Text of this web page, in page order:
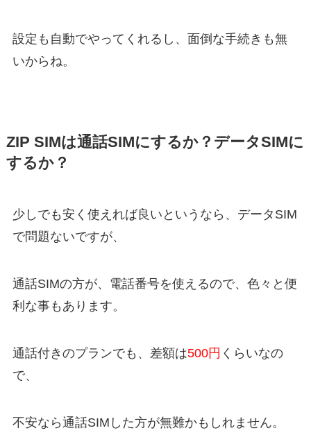
設定も自動でやってくれるし、面倒な手続きも無
いからね。
ZIP SIMは通話SIMにするか？データSIMに
するか？
少しでも安く使えれば良いというなら、データSIM
で問題ないですが、
通話SIMの方が、電話番号を使えるので、色々と便
利な事もあります。
通話付きのプランでも、差額は500円 くらいなの
で、
不安なら通話SIMした方が無難かもしれません。